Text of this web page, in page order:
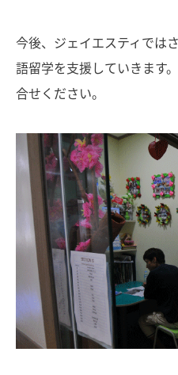
今後、ジェイエスティでは
語留学を支援していきます
合せください。